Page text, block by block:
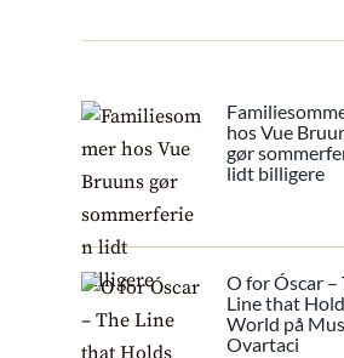
hos Vue
gør
lidt billigere
O for Óscar –
Line that
World på
Ovartaci